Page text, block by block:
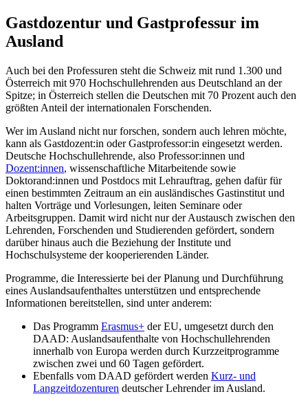
Gastdozentur und Gastprofessur im
Ausland
Auch bei den Professuren steht die Schweiz mit rund 1.300 und
Österreich mit 970 Hochschullehrenden aus Deutschland an der
Spitze; in Österreich stellen die Deutschen mit 70 Prozent auch den
größten Anteil der internationalen Forschenden.
Wer im Ausland nicht nur forschen, sondern auch lehren möchte,
kann als Gastdozent:in oder Gastprofessor:in eingesetzt werden.
Deutsche Hochschullehrende, also Professor:innen und
Dozent:innen, wissenschaftliche Mitarbeitende sowie
Doktorand:innen und Postdocs mit Lehrauftrag, gehen dafür für
einen bestimmten Zeitraum an ein ausländisches Gastinstitut und
halten Vorträge und Vorlesungen, leiten Seminare oder
Arbeitsgruppen. Damit wird nicht nur der Austausch zwischen den
Lehrenden, Forschenden und Studierenden gefördert, sondern
darüber hinaus auch die Beziehung der Institute und
Hochschulsysteme der kooperierenden Länder.
Programme, die Interessierte bei der Planung und Durchführung
eines Auslandsaufenthaltes unterstützen und entsprechende
Informationen bereitstellen, sind unter anderem:
Das Programm Erasmus+ der EU, umgesetzt durch den
DAAD: Auslandsaufenthalte von Hochschullehrenden
innerhalb von Europa werden durch Kurzzeitprogramme
zwischen zwei und 60 Tagen gefördert.
Ebenfalls vom DAAD gefördert werden Kurz- und
Langzeitdozenturen deutscher Lehrender im Ausland.